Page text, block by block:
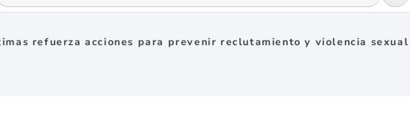
refuerza acciones para prevenir reclutamiento y violencia